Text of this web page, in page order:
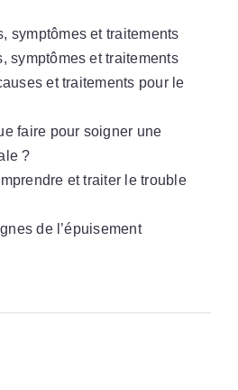
symptômes et traitements
symptômes et traitements
et traitements pour le
faire pour soigner une
?
et traiter le trouble
de l’épuisement